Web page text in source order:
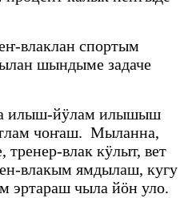
влаклан спортым
шындыме задаче
илыш-йӱлам илышыш
чоҥаш. Мыланна,
тренер-влак кӱлыт, вет
влакым ямдылаш, кугу
эртараш чыла йӧн уло.